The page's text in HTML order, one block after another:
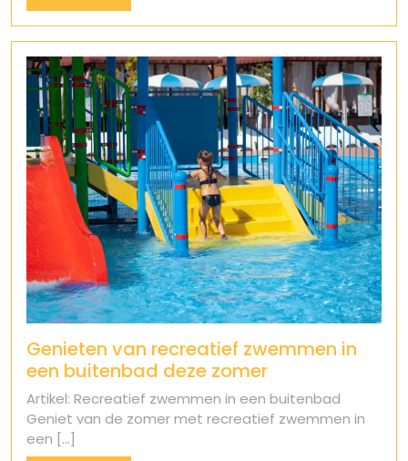
More
Genieten van recreatief zwemmen in
een buitenbad deze zomer
Artikel: Recreatief zwemmen in een buitenbad
Geniet van de zomer met recreatief zwemmen in
een [...]